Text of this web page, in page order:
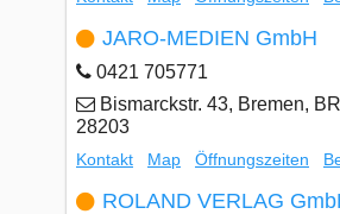
JARO-MEDIEN GmbH
0421 705771
Bismarckstr. 43, Bremen,
28203
Kontakt Map Öffnungszeiten
ROLAND VERLAG